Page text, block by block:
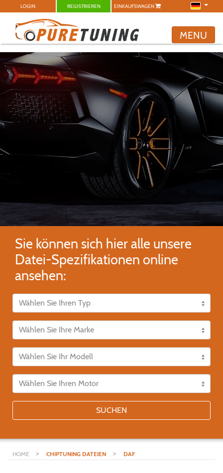
LOGIN REGISTRIEREN EINKAUFSWAGEN
MENU
Sie können sich hier alle unsere
Datei-Spezifikationen online
ansehen:
SUCHEN
HOME > CHIPTUNING DATEIEN > DAF